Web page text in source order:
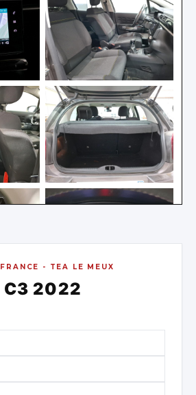
FRANCE - TEA LE MEUX
C3 2022